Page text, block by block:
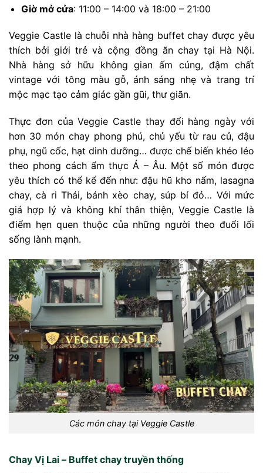
Giờ mở cửa: 11:00 – 14:00 và 18:00 – 21:00
Veggie Castle là chuỗi nhà hàng buffet chay được yêu
thích bởi giới trẻ và cộng đồng ăn chay tại Hà Nội.
Nhà hàng sở hữu không gian ấm cúng, đậm chất
vintage với tông màu gỗ, ánh sáng nhẹ và trang trí
mộc mạc tạo cảm giác gần gũi, thư giãn.
Thực đơn của Veggie Castle thay đổi hàng ngày với
hơn 30 món chay phong phú, chủ yếu từ rau củ, đậu
phụ, ngũ cốc, hạt dinh dưỡng… được chế biến khéo léo
theo phong cách ẩm thực Á – Âu. Một số món được
yêu thích có thể kể đến như: đậu hũ kho nấm, lasagna
chay, cà ri Thái, bánh xèo chay, súp bí đỏ… Với mức
giá hợp lý và không khí thân thiện, Veggie Castle là
điểm hẹn quen thuộc của những người theo đuổi lối
sống lành mạnh.
Các món chay tại Veggie Castle
Chay Vị Lai – Buffet chay truyền thống